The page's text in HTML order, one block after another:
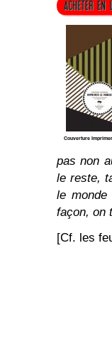
Couverture
pas non
le reste,
le
façon, on
[Cf. les